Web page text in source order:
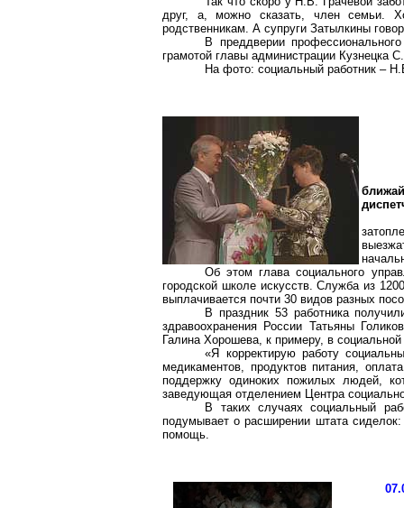
друг, а, можно сказать, член семьи.
родственникам. А супруги Затылкины
В преддверии
грамотой главы администрации Кузнецка
На фото: социальный работник –
Об этом глава социального
городской школе искусств. Служба из
выплачивается почти 30 видов разных
В праздник 53 работника
здравоохранения России Татьяны
Галина Хорошева, к примеру, в
«Я корректирую работу
медикаментов, продуктов питания,
поддержку одиноких пожилых людей,
заведующая отделением Центра
В таких случаях социальный
подумывает о расширении штата
помощь.